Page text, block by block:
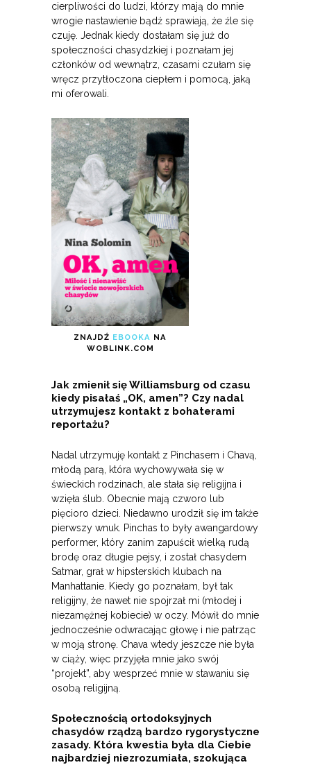
cierpliwości do ludzi, którzy mają do mnie
wrogie nastawienie bądź sprawiają, że źle się
czuję. Jednak kiedy dostałam się już do
społeczności chasydzkiej i poznałam jej
członków od wewnątrz, czasami czułam się
wręcz przytłoczona ciepłem i pomocą, jaką
mi oferowali.
ZNAJDŹ EBOOKA NA
WOBLINK.COM
Jak zmienił się Williamsburg od czasu
kiedy pisałaś „OK, amen”? Czy nadal
utrzymujesz kontakt z bohaterami
reportażu?
Nadal utrzymuję kontakt z Pinchasem i Chavą,
młodą parą, która wychowywała się w
świeckich rodzinach, ale stała się religijna i
wzięła ślub. Obecnie mają czworo lub
pięcioro dzieci. Niedawno urodził się im także
pierwszy wnuk. Pinchas to były awangardowy
performer, który zanim zapuścił wielką rudą
brodę oraz długie pejsy, i został chasydem
Satmar, grał w hipsterskich klubach na
Manhattanie. Kiedy go poznałam, był tak
religijny, że nawet nie spojrzał mi (młodej i
niezamężnej kobiecie) w oczy. Mówił do mnie
jednocześnie odwracając głowę i nie patrząc
w moją stronę. Chava wtedy jeszcze nie była
w ciąży, więc przyjęła mnie jako swój
“projekt”, aby wesprzeć mnie w stawaniu się
osobą religijną.
Społecznością ortodoksyjnych
chasydów rządzą bardzo rygorystyczne
zasady. Która kwestia była dla Ciebie
najbardziej niezrozumiała, szokująca